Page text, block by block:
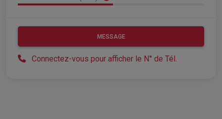
MESSAGE
Connectez-vous pour afficher le N° de Tél.